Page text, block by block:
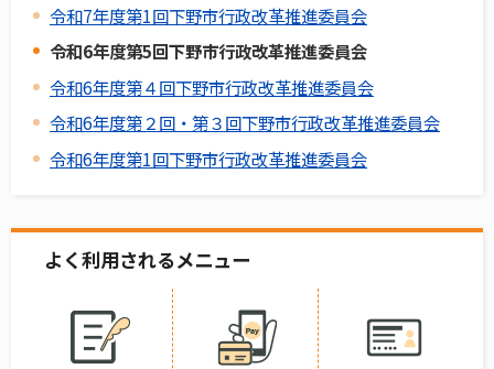
令和7年度第1回下野市行政改革推進委員会
令和6年度第5回下野市行政改革推進委員会
令和6年度第４回下野市行政改革推進委員会
令和6年度第２回・第３回下野市行政改革推進委員会
令和6年度第1回下野市行政改革推進委員会
よく利用されるメニュー